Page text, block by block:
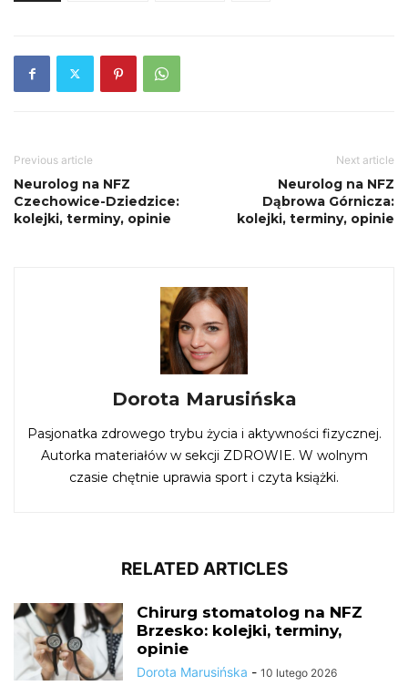
Previous article
Neurolog na NFZ
Czechowice-Dziedzice:
kolejki, terminy, opinie
Next article
Neurolog na NFZ
Dąbrowa Górnicza:
kolejki, terminy, opinie
Dorota Marusińska
Pasjonatka zdrowego trybu życia i aktywności fizycznej.
Autorka materiałów w sekcji ZDROWIE. W wolnym
czasie chętnie uprawia sport i czyta książki.
RELATED ARTICLES
Chirurg stomatolog na NFZ
Brzesko: kolejki, terminy,
opinie
Dorota Marusińska - 10 lutego 2026